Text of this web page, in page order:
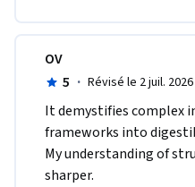
OV
5 · Révisé le 2 juil. 2026
It demystifies complex
frameworks into
My understanding of
sharper.